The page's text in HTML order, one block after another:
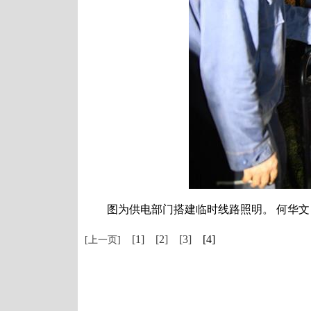
图为供电部门搭建临时线路照明。 何华文
[上一页] [1] [2] [3] [4]